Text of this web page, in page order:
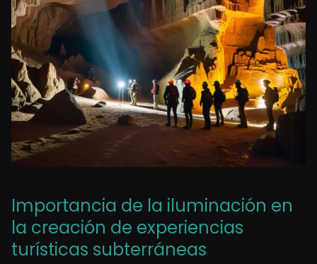
Importancia de la iluminación en
la creación de experiencias
turísticas subterráneas